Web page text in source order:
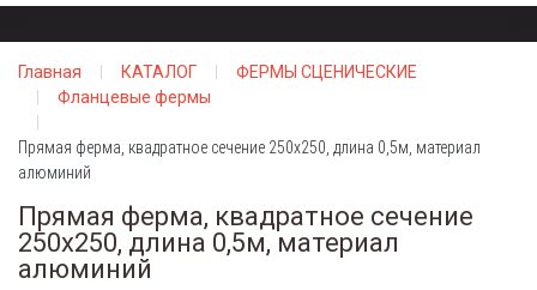
Главная КАТАЛОГ
ФЕРМЫ СЦЕНИЧЕСКИЕ
Фланцевые фермы
Прямая ферма, квадратное сечение 250х250, длина 0,5м, материал
алюминий
Прямая ферма, квадратное сечение
250х250, длина 0,5м, материал
алюминий